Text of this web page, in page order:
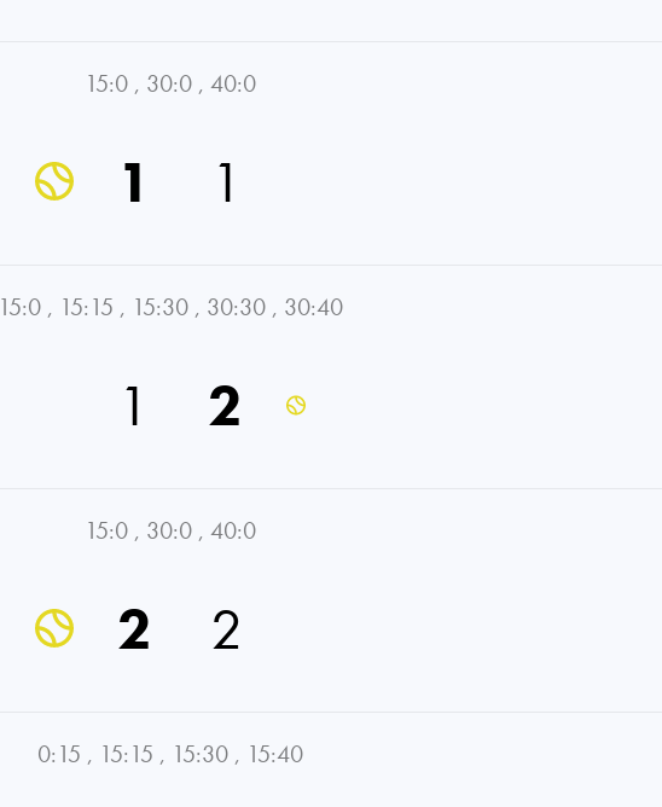
15:0 , 30:0 , 40:0
1 1
15:0 , 15:15 , 15:30 , 30:30 , 30:40
1 2
15:0 , 30:0 , 40:0
2 2
0:15 , 15:15 , 15:30 , 15:40